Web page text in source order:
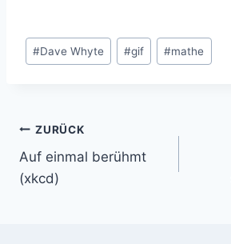
Schlagworte:
#Dave Whyte #gif #mathe
Beitragsnavigation
ZURÜCK
Auf einmal berühmt
(xkcd)